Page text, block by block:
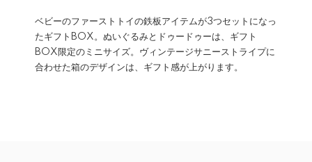
ベビーのファーストトイの鉄板アイテムが3つセットになっ
たギフトBOX。ぬいぐるみとドゥードゥーは、ギフト
BOX限定のミニサイズ。ヴィンテージサニーストライプに
合わせた箱のデザインは、ギフト感が上がります。